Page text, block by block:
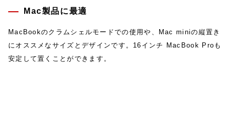
Mac製品に最適
MacBookのクラムシェルモードでの使用や、Mac miniの縦置き
にオススメなサイズとデザインです。16インチ MacBook Proも
安定して置くことができます。